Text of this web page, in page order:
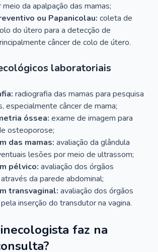
da apalpação das mamas;
ou Papanicolau: coleta de
do útero para a detecção de
câncer de colo de útero.
laboratoriais
radiografia das mamas para pesquisa
especialmente câncer de mama;
óssea: exame de imagem para
osteoporose;
das mamas: avaliação da glândula
lesões por meio de ultrassom;
pélvico: avaliação dos órgãos
da parede abdominal;
transvaginal: avaliação dos órgãos
inserção do transdutor na vagina.
faz na